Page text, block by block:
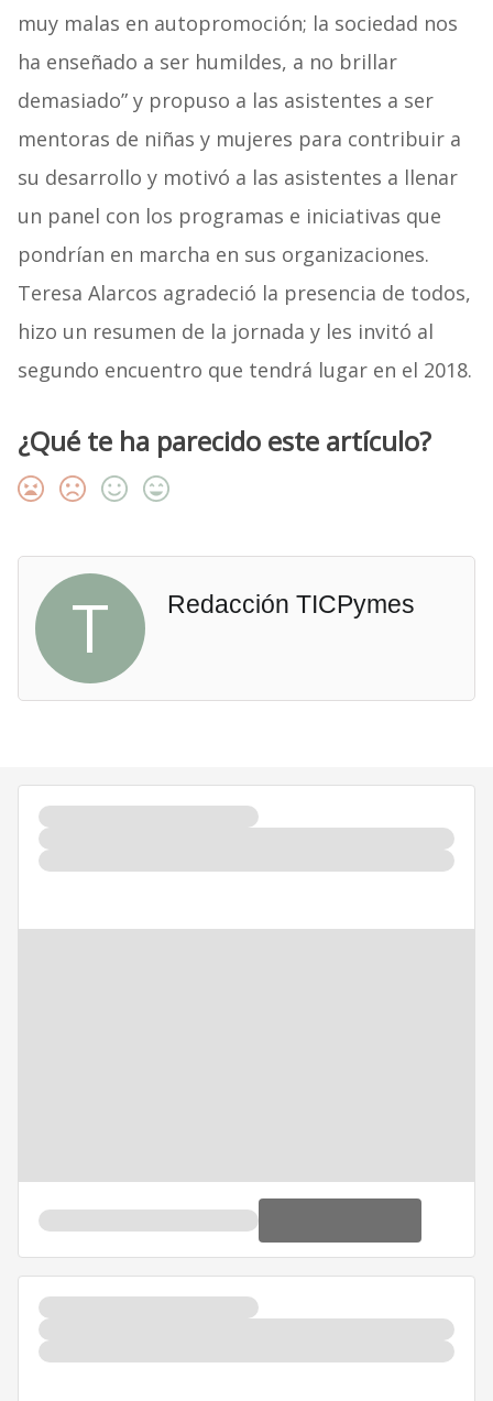
muy malas en autopromoción; la sociedad nos
ha enseñado a ser humildes, a no brillar
demasiado” y propuso a las asistentes a ser
mentoras de niñas y mujeres para contribuir a
su desarrollo y motivó a las asistentes a llenar
un panel con los programas e iniciativas que
pondrían en marcha en sus organizaciones.
Teresa Alarcos agradeció la presencia de todos,
hizo un resumen de la jornada y les invitó al
segundo encuentro que tendrá lugar en el 2018.
¿Qué te ha parecido este artículo?
T Redacción TICPymes